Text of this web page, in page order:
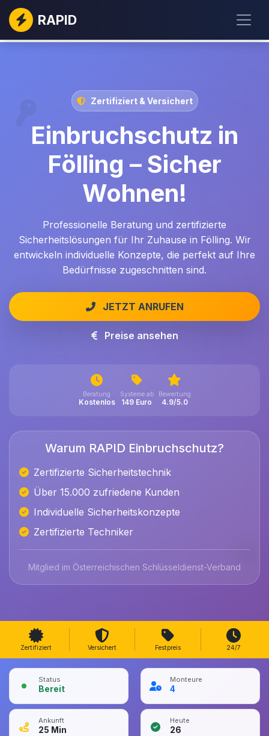
RAPID
Zertifiziert & Versichert
Einbruchschutz in
Fölling – Sicher
Wohnen!
Professionelle Beratung und zertifizierte
Sicherheitslösungen für Ihr Zuhause in Fölling. Wir
entwickeln individuelle Konzepte, die perfekt auf Ihre
Bedürfnisse zugeschnitten sind.
JETZT ANRUFEN
Preise ansehen
Beratung
Kostenlos
Systeme ab
149 Euro
Bewertung
4.9/5.0
Warum RAPID Einbruchschutz?
Zertifizierte Sicherheitstechnik
Über 15.000 zufriedene Kunden
Individuelle Sicherheitskonzepte
Zertifizierte Techniker
Mitglied im Österreichischen Schlüsseldienst-Verband
Zertifiziert Versichert Festpreis 24/7
Status
Bereit
Monteure
4
Ankunft
25 Min
Heute
26